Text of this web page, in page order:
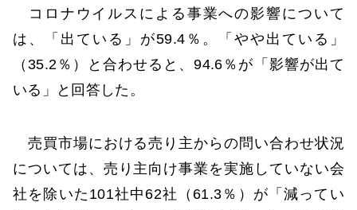
コロナウイルスによる事業への影響について
は、「出ている」が59.4％。「やや出ている」
（35.2％）と合わせると、94.6％が「影響が出て
いる」と回答した。
売買市場における売り主からの問い合わせ状況
については、売り主向け事業を実施していない会
社を除いた101社中62社（61.3％）が「減ってい